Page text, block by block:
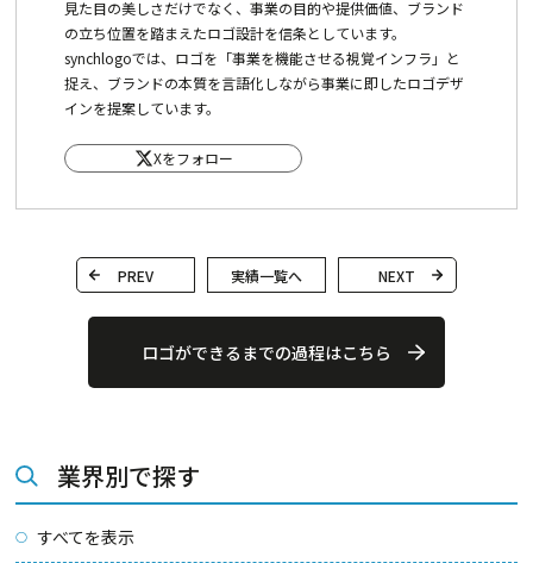
見た目の美しさだけでなく、事業の目的や提供価値、ブランド
の立ち位置を踏まえたロゴ設計を信条としています。
synchlogoでは、ロゴを「事業を機能させる視覚インフラ」と
捉え、ブランドの本質を言語化しながら事業に即したロゴデザ
インを提案しています。
Xをフォロー
PREV 実績一覧へ NEXT
ロゴができるまでの過程はこちら
業界別で探す
すべてを表示